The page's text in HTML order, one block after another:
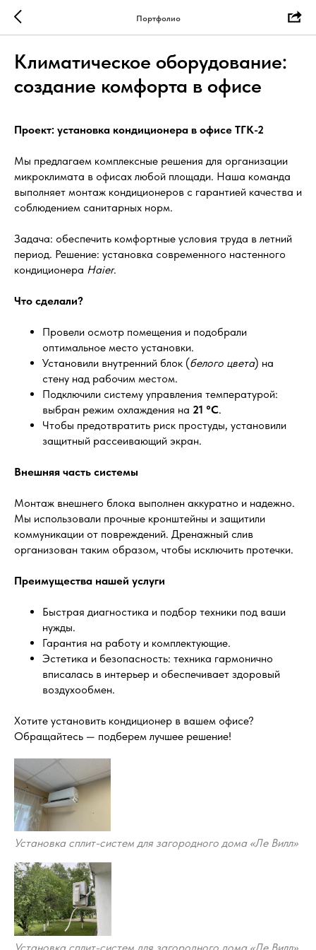
Портфолио
Климатическое оборудование:
создание комфорта в офисе
Проект: установка кондиционера в офисе ТГК-2
Мы предлагаем комплексные решения для организации
микроклимата в офисах любой площади. Наша команда
выполняет монтаж кондиционеров с гарантией качества и
соблюдением санитарных норм.
Задача: обеспечить комфортные условия труда в летний
период. Решение: установка современного настенного
кондиционера Haier.
Что сделали?
Провели осмотр помещения и подобрали
оптимальное место установки.
Установили внутренний блок (белого цвета) на
стену над рабочим местом.
Подключили систему управления температурой:
выбран режим охлаждения на 21 °C.
Чтобы предотвратить риск простуды, установили
защитный рассеивающий экран.
Внешняя часть системы
Монтаж внешнего блока выполнен аккуратно и надежно.
Мы использовали прочные кронштейны и защитили
коммуникации от повреждений. Дренажный слив
организован таким образом, чтобы исключить протечки.
Преимущества нашей услуги
Быстрая диагностика и подбор техники под ваши
нужды.
Гарантия на работу и комплектующие.
Эстетика и безопасность: техника гармонично
вписалась в интерьер и обеспечивает здоровый
воздухообмен.
Хотите установить кондиционер в вашем офисе?
Обращайтесь — подберем лучшее решение!
Установка сплит-систем для загородного дома «Ле Вилл»
Установка сплит-систем для загородного дома «Ле Вилл»